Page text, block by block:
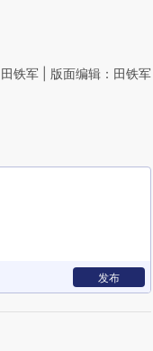
铁军 | 版面编辑：田铁军
发布